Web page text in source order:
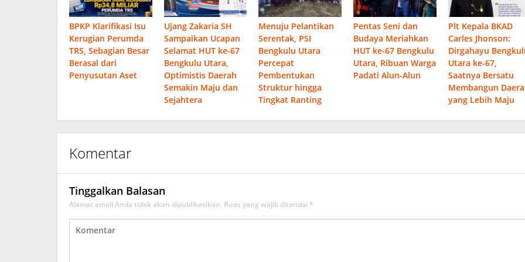
BPKP Klarifikasi Isu
Kerugian Perumda
TRS, Sebagian Besar
Berasal dari
Penyusutan Aset
Ujang Zakaria SH
Sampaikan Ucapan
Selamat HUT ke-67
Bengkulu Utara,
Optimistis Daerah
Semakin Maju dan
Sejahtera
Menuju Pelantikan
Serentak, PSI
Bengkulu Utara
Percepat
Pembentukan
Struktur hingga
Tingkat Ranting
Pentas Seni dan
Budaya Meriahkan
HUT ke-67 Bengkulu
Utara, Ribuan Warga
Padati Alun-Alun
Plt Kepala BKAD
Carles Jhonson:
Dirgahayu
Utara ke-67,
Saatnya Bersatu
Membangun
yang Lebih Maju
Komentar
Tinggalkan Balasan
Alamat email Anda tidak akan dipublikasikan. Ruas yang wajib ditandai *